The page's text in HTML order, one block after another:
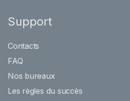
Support
Contacts
FAQ
Nos bureaux
Les règles du succès